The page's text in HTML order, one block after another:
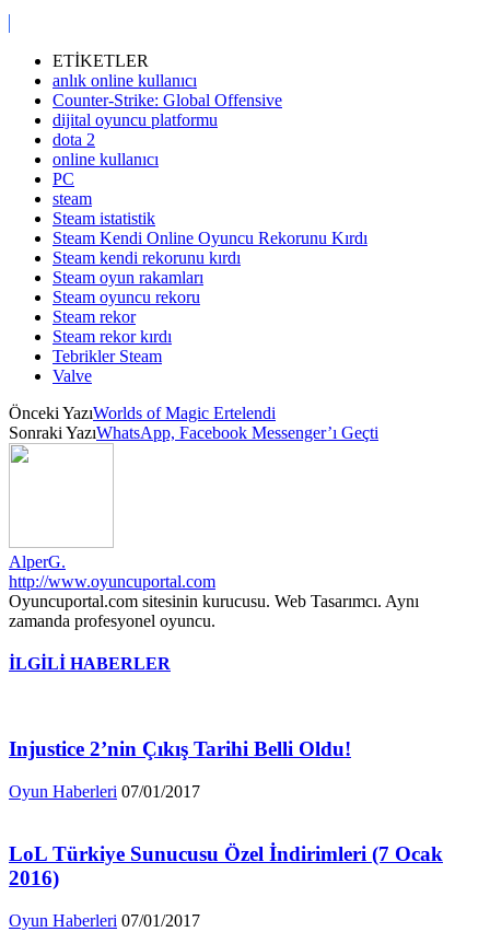
ETİKETLER
anlık online kullanıcı
Counter-Strike: Global Offensive
dijital oyuncu platformu
dota 2
online kullanıcı
PC
steam
Steam istatistik
Steam Kendi Online Oyuncu Rekorunu Kırdı
Steam kendi rekorunu kırdı
Steam oyun rakamları
Steam oyuncu rekoru
Steam rekor
Steam rekor kırdı
Tebrikler Steam
Valve
Önceki YazıWorlds of Magic Ertelendi
Sonraki YazıWhatsApp, Facebook Messenger’ı Geçti
AlperG.
http://www.oyuncuportal.com
Oyuncuportal.com sitesinin kurucusu. Web Tasarımcı. Aynı
zamanda profesyonel oyuncu.
İLGİLİ HABERLER
Injustice 2’nin Çıkış Tarihi Belli Oldu!
Oyun Haberleri 07/01/2017
LoL Türkiye Sunucusu Özel İndirimleri (7 Ocak
2016)
Oyun Haberleri 07/01/2017